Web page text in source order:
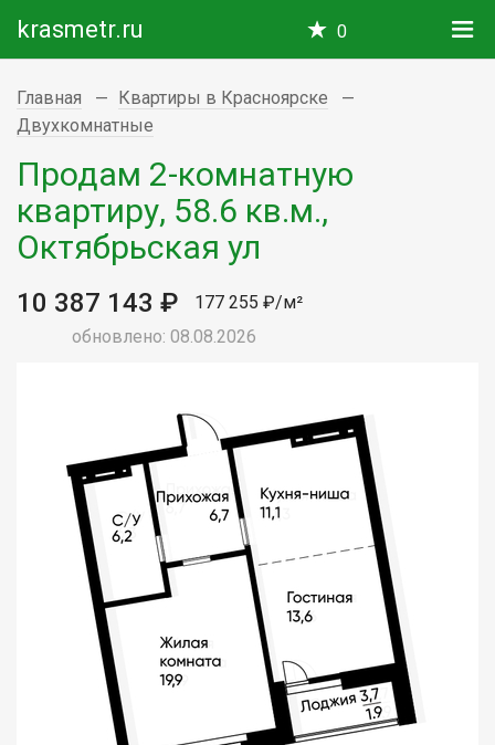
krasmetr.ru 0
Главная
Квартиры в Красноярске
Двухкомнатные
Продам 2-комнатную
квартиру, 58.6 кв.м.,
Октябрьская ул
10 387 143 ₽
177 255 ₽/м²
обновлено: 08.08.2026